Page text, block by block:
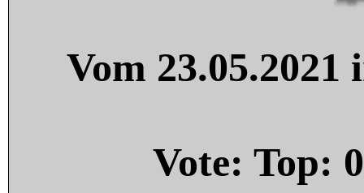
Vom
Vote: Top: 0